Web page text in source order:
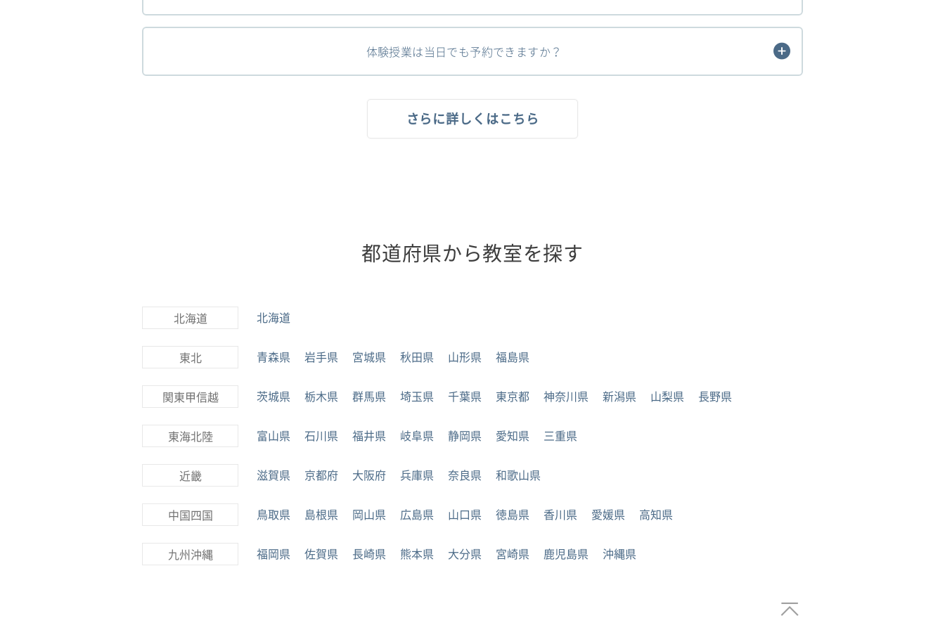
体験授業は当日でも予約できますか？
さらに詳しくはこちら
都道府県から教室を探す
北海道 北海道
東北 青森県 岩手県 宮城県 秋田県 山形県 福島県
関東甲信越 茨城県 栃木県 群馬県 埼玉県 千葉県 東京都 神奈川県 新潟県 山梨県 長野県
東海北陸 富山県 石川県 福井県 岐阜県 静岡県 愛知県 三重県
近畿 滋賀県 京都府 大阪府 兵庫県 奈良県 和歌山県
中国四国 鳥取県 島根県 岡山県 広島県 山口県 徳島県 香川県 愛媛県 高知県
九州沖縄 福岡県 佐賀県 長崎県 熊本県 大分県 宮崎県 鹿児島県 沖縄県